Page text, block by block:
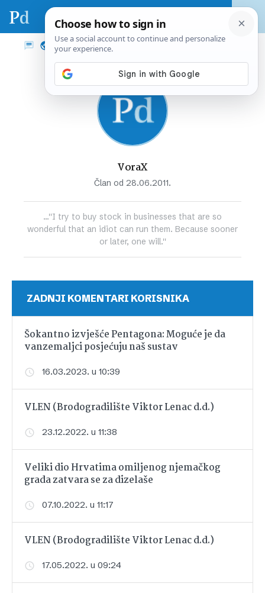
VoraX
Član od 28.06.2011.
...''I try to buy stock in businesses that are so
wonderful that an idiot can run them. Because sooner
or later, one will.''
ZADNJI KOMENTARI KORISNIKA
Šokantno izvješće Pentagona: Moguće je da
vanzemaljci posjećuju naš sustav
16.03.2023. u 10:39
VLEN (Brodogradilište Viktor Lenac d.d.)
23.12.2022. u 11:38
Veliki dio Hrvatima omiljenog njemačkog
grada zatvara se za dizelaše
07.10.2022. u 11:17
VLEN (Brodogradilište Viktor Lenac d.d.)
17.05.2022. u 09:24